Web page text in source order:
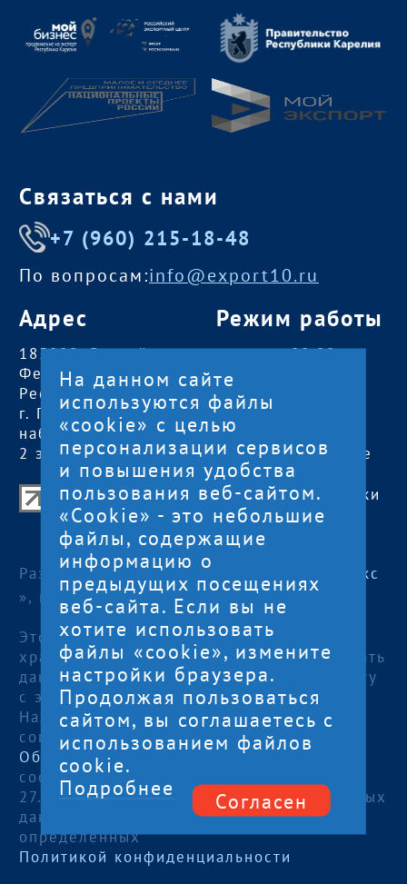
Связаться с нами
+7 (960) 215-18-48
По вопросам:info@export10.ru
Адрес
185000, Российская
Федерация,
Республика Карелия
г. Петрозаводск,
наб. Гюллинга, 11 /
2 этаж, офис 2
Режим работы
пн — чт:09:00 —
18:00
пт:09:00 — 17:00
обед с 13:00 до
14:00
сб, вс— выходные
Центр поддержки экспорта Республики
Карелия
© 2012—2024
Разработка и поддержка сайта — «
Артлекс
», г. Петрозаводск
Этот сайт использует файлы cookies для
хранения данных. Продолжая использовать
данный сайт, Вы даете согласие на работу
с этими файлами.
Нажимая кнопку «Отправить», я даю
согласие на
Обработку персональных данных
соответствии с Федеральным законом от
27.07.2006 года №152-ФЗ «О персональных
данных», на условиях и для целей,
определенных
Политикой конфиденциальности
На данном сайте
используются файлы
«cookie» с целью
персонализации сервисов
и повышения удобства
пользования веб-сайтом.
«Cookie» - это небольшие
файлы, содержащие
информацию о
предыдущих посещениях
веб-сайта. Если вы не
хотите использовать
файлы «cookie», измените
настройки браузера.
Продолжая пользоваться
сайтом, вы соглашаетесь с
использованием файлов
cookie.
Подробнее
Согласен